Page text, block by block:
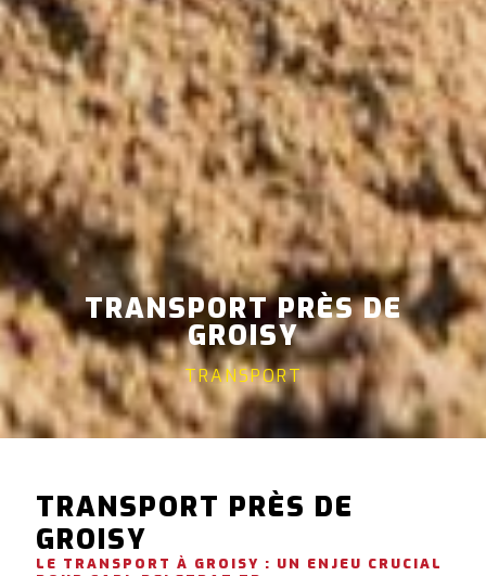
TRANSPORT PRÈS DE
GROISY
TRANSPORT
TRANSPORT PRÈS DE
GROISY
LE TRANSPORT À GROISY : UN ENJEU CRUCIAL